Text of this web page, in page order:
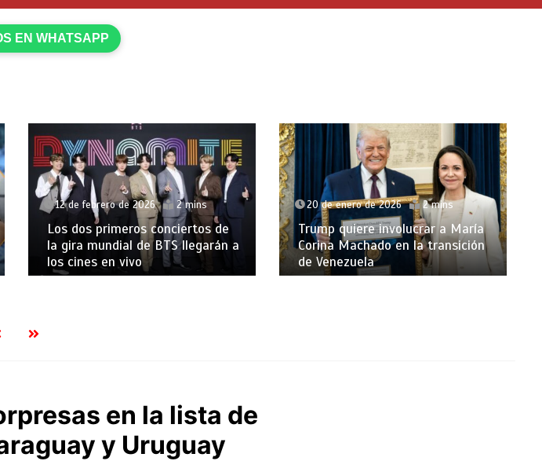
EN WHATSAPP
20 de enero de 2026 2 mins
Trump quiere involucrar a María
Corina Machado en la transición
de Venezuela
20 de enero de 2026 2 mins
Tres cardenales de EE. UU.
critican la política exterior de
Trump por Venezuela y
Groenlandia
en la lista de
y Uruguay